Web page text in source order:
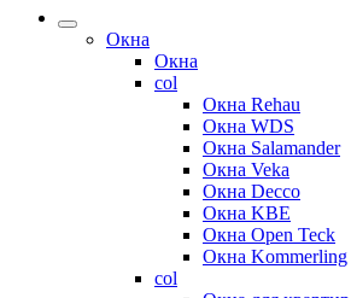
Окна
Окна
col
Окна Rehau
Окна WDS
Окна Salamander
Окна Veka
Окна Decco
Окна KBE
Окна Open Teck
Окна Kommerling
col